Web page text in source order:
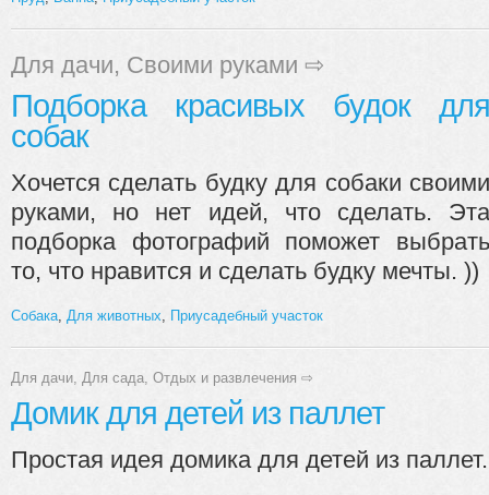
Для дачи, Своими руками ⇨
Подборка красивых будок для
собак
Хочется сделать будку для собаки своими
руками, но нет идей, что сделать. Эта
подборка фотографий поможет выбрать
то, что нравится и сделать будку мечты. ))
Собака, Для животных, Приусадебный участок
Для дачи, Для сада, Отдых и развлечения ⇨
Домик для детей из паллет
Простая идея домика для детей из паллет.